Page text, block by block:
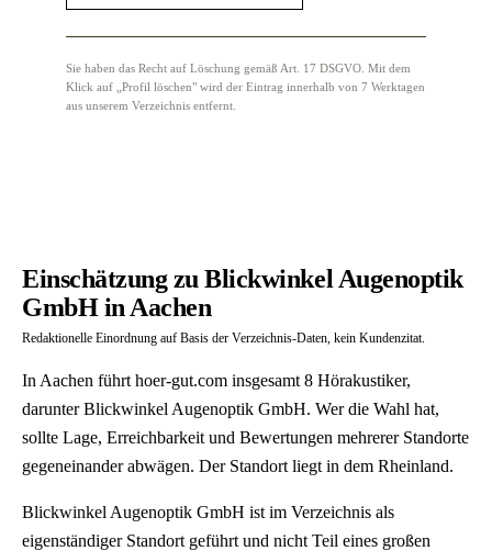
Sie haben das Recht auf Löschung gemäß Art. 17 DSGVO. Mit dem
Klick auf „Profil löschen" wird der Eintrag innerhalb von 7 Werktagen
aus unserem Verzeichnis entfernt.
Einschätzung zu Blickwinkel Augenoptik
GmbH in Aachen
Redaktionelle Einordnung auf Basis der Verzeichnis-Daten, kein Kundenzitat.
In Aachen führt hoer-gut.com insgesamt 8 Hörakustiker,
darunter Blickwinkel Augenoptik GmbH. Wer die Wahl hat,
sollte Lage, Erreichbarkeit und Bewertungen mehrerer Standorte
gegeneinander abwägen. Der Standort liegt in dem Rheinland.
Blickwinkel Augenoptik GmbH ist im Verzeichnis als
eigenständiger Standort geführt und nicht Teil eines großen